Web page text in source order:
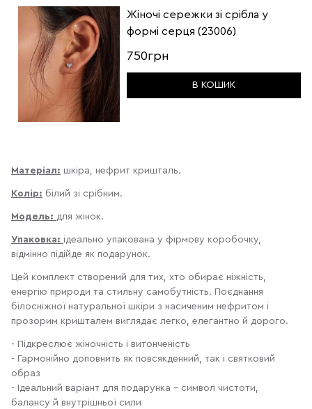
Жіночі сережки зі срібла у
формі серця (23006)
750грн
В КОШИК
Матеріал: шкіра, нефрит кришталь.
Колір: білий зі срібним.
Модель: для жінок.
Упаковка: ідеально упакована у фірмову коробочку,
відмінно підійде як подарунок.
Цей комплект створений для тих, хто обирає ніжність,
енергію природи та стильну самобутність. Поєднання
білосніжної натуральної шкіри з насиченим нефритом і
прозорим кришталем виглядає легко, елегантно й дорого.
- Підкреслює жіночність і витонченість
- Гармонійно доповнить як повсякденний, так і святковий
образ
- Ідеальний варіант для подарунка - символ чистоти,
балансу й внутрішньої сили